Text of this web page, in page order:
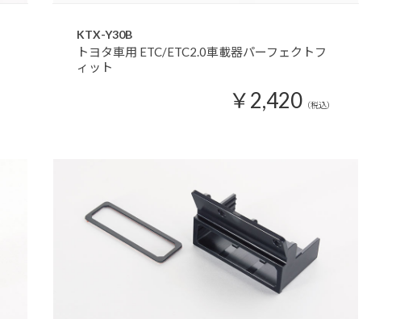
KTX-Y30B
トヨタ車用 ETC/ETC2.0車載器パーフェクトフ
ィット
￥2,420 （税込）